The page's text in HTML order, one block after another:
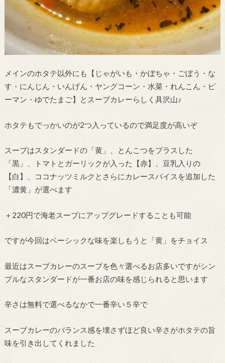
メインのホタテ以外にも【じゃがいも・かぼちゃ・ごぼう・な
す・にんじん・いんげん・ヤングコーン・水菜・れんこん・ピ
ーマン・ゆでたまご】とスープカレーらしく具沢山♪
ホタテもでっかいのが2つ入っているので満足度が高いぞ
スープはスタンダードの「黄」、とんこつをプラスした
「黒」、トマトとガーリックが入った【赤】、豆乳入りの
【白】、ココナッツミルクとさらにカレースパイスを追加した
「濃黄」が選べます
＋220円で海老スープにアップグレードすることも可能
ですが今回はベーシックな味を楽しもうと「黄」をチョイス
最近はスープカレーのスープを色々選べるお店多いですがシン
プルなスタンダードが一番お店の味を感じられると思います
辛さは無料で選べるなかで一番辛い５辛で
スープカレーのバランス感を壊さずほど良い辛さがホタテの旨
味を引き出してくれました